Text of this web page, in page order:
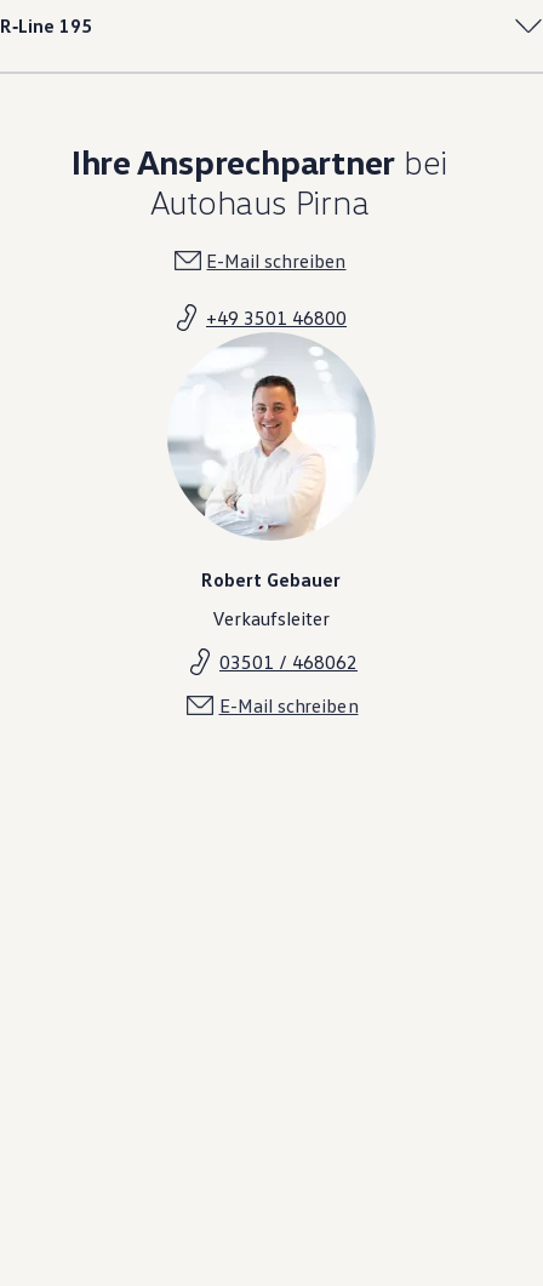
R‑Line 195
Ihre Ansprechpartner bei
Autohaus Pirna
E-Mail schreiben
+49 3501 46800
Robert Gebauer
Verkaufsleiter
03501 / 468062
E-Mail schreiben